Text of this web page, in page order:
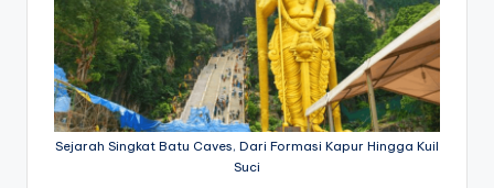
Sejarah Singkat Batu Caves, Dari Formasi Kapur Hingga Kuil
Suci